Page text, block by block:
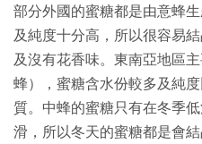
部分外國的蜜糖都是由意蜂
及純度十分高，所以很容易
及沒有花香味。東南亞地區
蜂），蜜糖含水份較多及純
質。中蜂的蜜糖只有在冬季
滑，所以冬天的蜜糖都是會結